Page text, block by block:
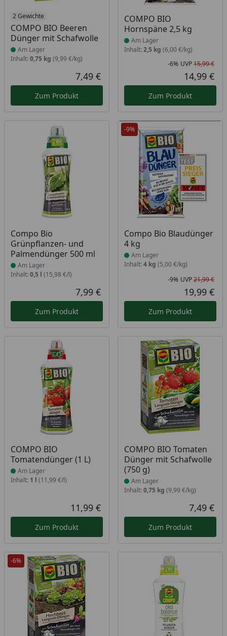
2 Gewichte
COMPO BIO Beeren
Dünger mit Schafwolle
Produkt am Lager
Am Lager
Inhalt: 0,75 kg (9,99 €/kg)
Aktueller Preis
7,49 €
Zum Produkt
COMPO BIO
Hornspäne 2,5 kg
Produkt am Lager
Am Lager
Inhalt: 2,5 kg (6,00 €/kg)
-6% UVP15,99 €
14,99 €
Zum Produkt
Compo Bio
Grünpflanzen- und
Palmendünger 500 ml
Produkt am Lager
Am Lager
Inhalt: 0,5 l (15,98 €/l)
Aktueller Preis
7,99 €
Zum Produkt
-9%
Compo Bio Blaudünger
4 kg
Produkt am Lager
Am Lager
Inhalt: 4 kg (5,00 €/kg)
-9% UVP21,99 €
19,99 €
Zum Produkt
COMPO BIO
Tomatendünger (1 L)
Produkt am Lager
Am Lager
Inhalt: 1 l (11,99 €/l)
Aktueller Preis
11,99 €
Zum Produkt
COMPO BIO Tomaten
Dünger mit Schafwolle
(750 g)
Produkt am Lager
Am Lager
Inhalt: 0,75 kg (9,99 €/kg)
7,49 €
Zum Produkt
-6%